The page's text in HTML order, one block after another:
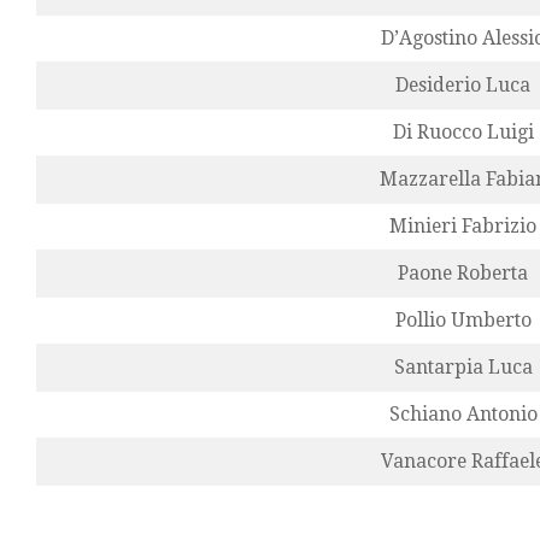
D’Agostino
Desiderio Luca
Di Ruocco Luigi
Mazzarella
Minieri Fabrizio
Paone Roberta
Pollio Umberto
Santarpia Luca
Schiano Antonio
Vanacore